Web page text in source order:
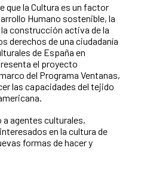
que la Cultura es un factor
Humano sostenible, la
construcción activa de la
derechos de una ciudadanía
de España en
el proyecto
del Programa Ventanas,
las capacidades del tejido
agentes culturales,
en la cultura de
formas de hacer y